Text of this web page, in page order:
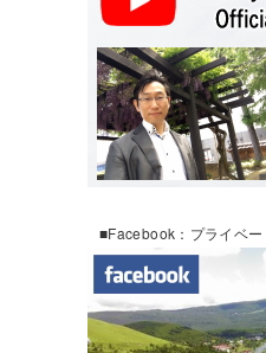
■Facebook：プライベー